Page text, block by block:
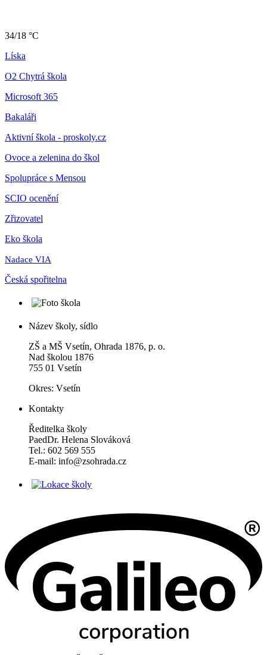
34/18 °C
Líska
O2 Chytrá škola
Microsoft 365
Bakaláři
Aktivní škola - proskoly.cz
Ovoce a zelenina do škol
Spolupráce s Mensou
SCIO ocenění
Zřizovatel
Eko škola
Nadace VIA
Česká spořitelna
Název školy, sídlo
ZŠ a MŠ Vsetín, Ohrada 1876, p. o.
Nad školou 1876
755 01 Vsetín
Okres: Vsetín
Kontakty
Ředitelka školy
PaedDr. Helena Slováková
Tel.: 602 569 555
E-mail: info@zsohrada.cz